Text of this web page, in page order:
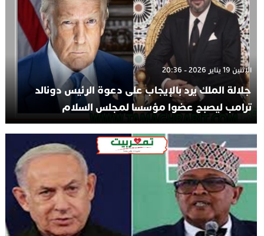
الإثنين 19 يناير 2026 - 20:36
جلالة الملك يرد بالإيجاب على دعوة الرئيس دونالد
ترامب ليصبح عضوا مؤسسا لمجلس السلام